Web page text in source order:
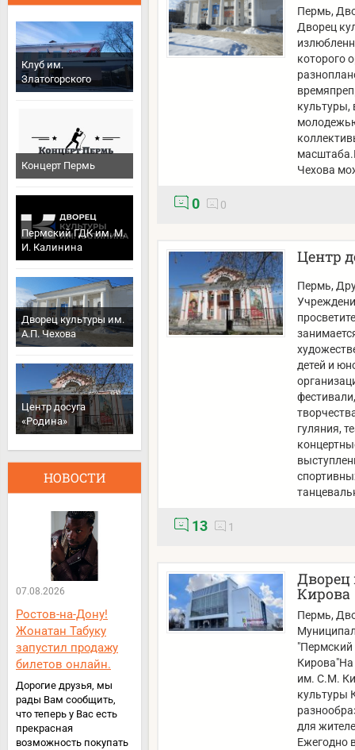
Клуб им.
Златогорского
Концерт Пермь
Пермский ГДК им. М.
И. Калинина
Дворец культуры им.
А.П. Чехова
Центр досуга
«Родина»
НОВОСТИ
07.08.2026
Ростов-на-Дону!
Жонатан Табуку
запустил продажу
билетов онлайн.
Дорогие друзья, мы
рады Вам сообщить,
что теперь у Вас есть
прекрасная
возможность покупать
Пермь,
Дворец
которого
культуры,
Чехова
0 0
Центр
Пермь,
детей и
гуляния,
13 1
Дворец
Кирова
Пермь,
им. С.М.
культуры
для
Ежегодно